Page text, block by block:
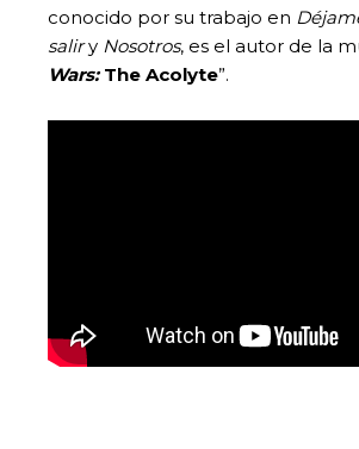
conocido por su trabajo en
saliry Nosotros, es el autor de la
Wars:The Acolyte”.